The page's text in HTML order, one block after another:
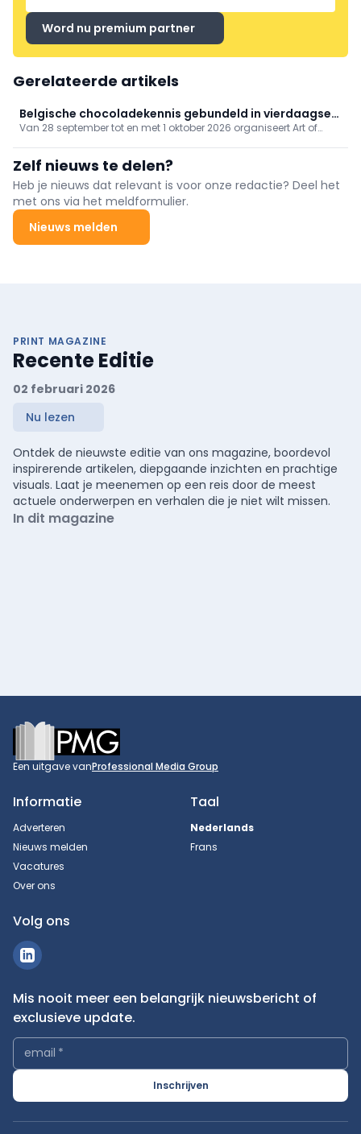
Word nu premium partner
Gerelateerde artikels
Belgische chocoladekennis gebundeld in vierdaagse
masterclass
Van 28 september tot en met 1 oktober 2026 organiseert Art of
programma delen gerenommeerde Belgische experts hun
kennis.
Zelf nieuws te delen?
Heb je nieuws dat relevant is voor onze redactie? Deel het
met ons via het meldformulier.
Nieuws melden
PRINT MAGAZINE
Recente Editie
02 februari 2026
Nu lezen
Ontdek de nieuwste editie van ons magazine, boordevol
inspirerende artikelen, diepgaande inzichten en prachtige
visuals. Laat je meenemen op een reis door de meest
actuele onderwerpen en verhalen die je niet wilt missen.
In dit magazine
Footer
Een uitgave vanProfessional Media Group
Informatie
Adverteren
Nieuws melden
Vacatures
Over ons
Taal
Nederlands
Frans
Volg ons
Mis nooit meer een belangrijk nieuwsbericht of
exclusieve update.
email *
Inschrijven